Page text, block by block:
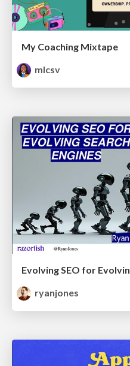
My Coaching Mixtape
mlcsv
Evolving SEO for
ryanjones